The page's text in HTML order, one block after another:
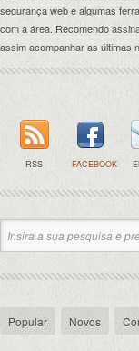
segurança web e algumas
com a área. Recomendo
assim acompanhar as últimas
RSS FACEBOOK
Popular Novos